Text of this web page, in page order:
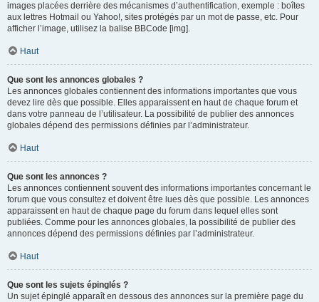
images placées derrière des mécanismes d’authentification, exemple : boîtes
aux lettres Hotmail ou Yahoo!, sites protégés par un mot de passe, etc. Pour
afficher l’image, utilisez la balise BBCode [img].
Haut
Que sont les annonces globales ?
Les annonces globales contiennent des informations importantes que vous
devez lire dès que possible. Elles apparaissent en haut de chaque forum et
dans votre panneau de l’utilisateur. La possibilité de publier des annonces
globales dépend des permissions définies par l’administrateur.
Haut
Que sont les annonces ?
Les annonces contiennent souvent des informations importantes concernant le
forum que vous consultez et doivent être lues dès que possible. Les annonces
apparaissent en haut de chaque page du forum dans lequel elles sont
publiées. Comme pour les annonces globales, la possibilité de publier des
annonces dépend des permissions définies par l’administrateur.
Haut
Que sont les sujets épinglés ?
Un sujet épinglé apparaît en dessous des annonces sur la première page du